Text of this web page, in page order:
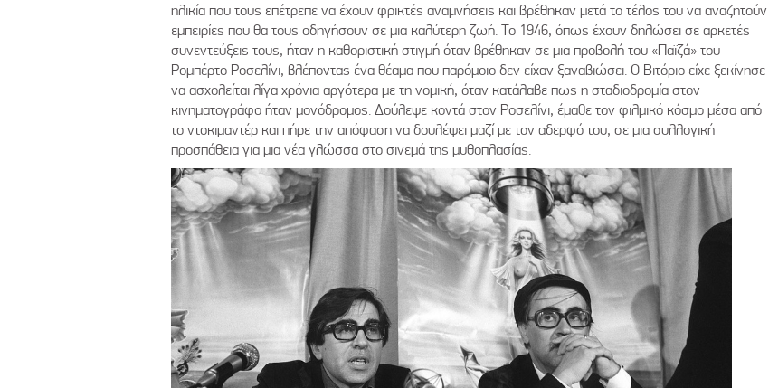
ηλικία που τους επέτρεπε να έχουν φρικτές αναμνήσεις και βρέθηκαν μετά το τέλος του να αναζητούν
εμπειρίες που θα τους οδηγήσουν σε μια καλύτερη ζωή. Το 1946, όπως έχουν δηλώσει σε αρκετές
συνεντεύξεις τους, ήταν η καθοριστική στιγμή όταν βρέθηκαν σε μια προβολή του «Παϊζά» του
Ρομπέρτο Ροσελίνι, βλέποντας ένα θέαμα που παρόμοιο δεν είχαν ξαναβιώσει. Ο Βιτόριο είχε ξεκίνησε
να ασχολείται λίγα χρόνια αργότερα με τη νομική, όταν κατάλαβε πως η σταδιοδρομία στον
κινηματογράφο ήταν μονόδρομος. Δούλεψε κοντά στον Ροσελίνι, έμαθε τον φιλμικό κόσμο μέσα από
το ντοκιμαντέρ και πήρε την απόφαση να δουλέψει μαζί με τον αδερφό του, σε μια συλλογική
προσπάθεια για μια νέα γλώσσα στο σινεμά της μυθοπλασίας.